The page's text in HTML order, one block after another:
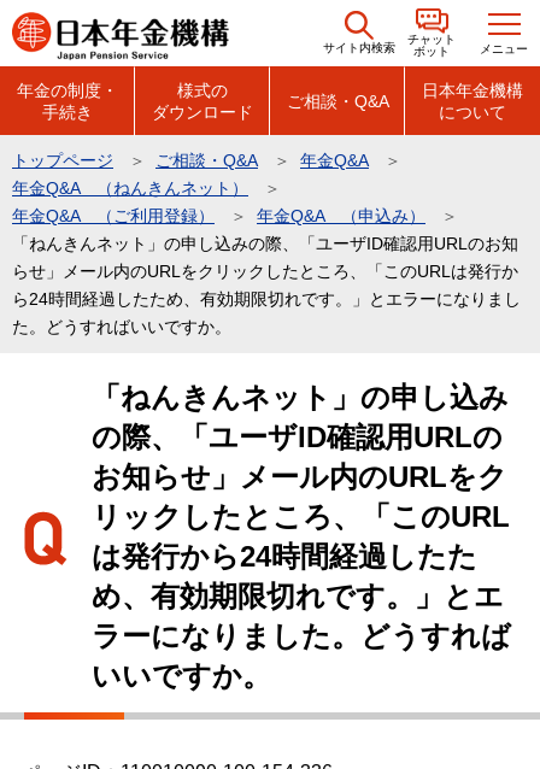
こ
の
の
先
で
す
サイト内検索
チャット
ボット
メニュー
年金の制度・
手続き
様式の
ダウンロード
ご相談・Q&A
日本年金機構
について
トップページ ご相談・Q&A
年金Q&A
年金Q&A （ねんきんネット）
年金Q&A （ご利用登録）
年金Q&A （申込み）
「ねんきんネット」の申し込みの際、「ユーザID確認用URLのお知
らせ」メール内のURLをクリックしたところ、「このURLは発行か
ら24時間経過したため、有効期限切れです。」とエラーになりまし
た。どうすればいいですか。
「ねんきんネット」の申し込み
の際、「ユーザID確認用URLの
お知らせ」メール内のURLをク
リックしたところ、「このURL
は発行から24時間経過したた
め、有効期限切れです。」とエ
ラーになりました。どうすれば
いいですか。